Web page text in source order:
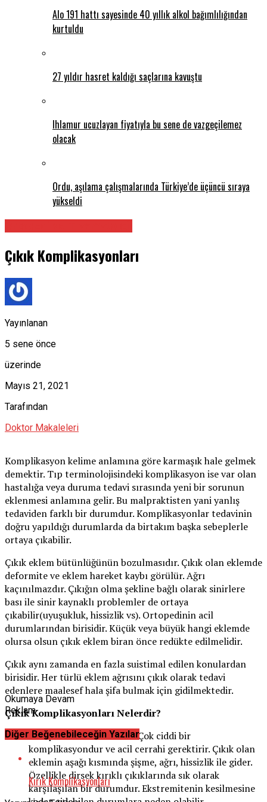
Alo 191 hattı sayesinde 40 yıllık alkol bağımlılığından
kurtuldu
27 yıldır hasret kaldığı saçlarına kavuştu
Ihlamur ucuzlayan fiyatıyla bu sene de vazgeçilemez
olacak
Ordu, aşılama çalışmalarında Türkiye’de üçüncü sıraya
yükseldi
Çıkık Komplikasyonları
Yayınlanan
5 sene önce
üzerinde
Mayıs 21, 2021
Tarafından
Doktor Makaleleri
Komplikasyon kelime anlamına göre karmaşık hale gelmek
demektir. Tıp terminolojisindeki komplikasyon ise var olan
hastalığa veya duruma tedavi sırasında yeni bir sorunun
eklenmesi anlamına gelir. Bu malpraktisten yani yanlış
tedaviden farklı bir durumdur. Komplikasyonlar tedavinin
doğru yapıldığı durumlarda da birtakım başka sebeplerle
ortaya çıkabilir.
Çıkık eklem bütünlüğünün bozulmasıdır. Çıkık olan eklemde
deformite ve eklem hareket kaybı görülür. Ağrı
kaçınılmazdır. Çıkığın olma şekline bağlı olarak sinirlere
bası ile sinir kaynaklı problemler de ortaya
çıkabilir(uyuşukluk, hissizlik vs). Ortopedinin acil
durumlarından birisidir. Küçük veya büyük hangi eklemde
olursa olsun çıkık eklem biran önce redükte edilmelidir.
Çıkık aynı zamanda en fazla suistimal edilen konulardan
birisidir. Her türlü eklem ağrısını çıkık olarak tedavi
edenlere maalesef hala şifa bulmak için gidilmektedir.
Çıkık Komplikasyonları Nelerdir?
Kompartman sendromu: Çok ciddi bir
komplikasyondur ve acil cerrahi gerektirir. Çıkık olan
eklemin aşağı kısmında şişme, ağrı, hissizlik ile gider.
Özellikle dirsek kırıklı çıkıklarında sık olarak
karşılaşılan bir durumdur. Ekstremitenin kesilmesine
Okumaya Devam
Reklam
Diğer Beğenebileceğin Yazılar
Kırık Komplikasyonları